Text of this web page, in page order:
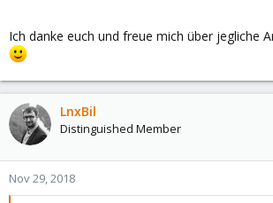
Ich danke euch und freue mich über jegliche
LnxBil
Distinguished Member
Nov 29, 2018